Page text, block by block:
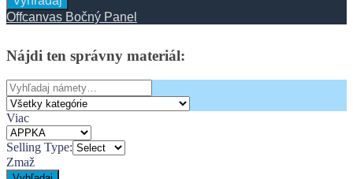
Offcanvas Bočný Panel
Nájdi ten správny materiál:
Search
for:
Viac
Selling Type:
Zmaž